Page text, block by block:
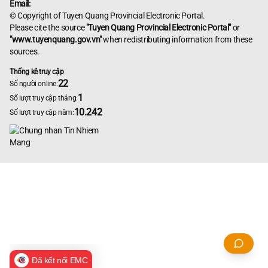
Email:
© Copyright of Tuyen Quang Provincial Electronic Portal.
Please cite the source"Tuyen Quang Provincial Electronic Portal"or
"www.tuyenquang.gov.vn"when redistributing information from these
sources.
Thống kê truy cập
Số người online:22
Số lượt truy cập tháng:1
Số lượt truy cập năm:10.242
Đã kết nối EMC